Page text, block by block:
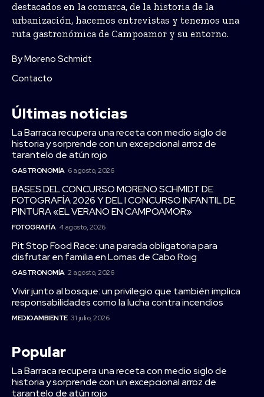
destacados en la comarca, de la historia de la
urbanización, hacemos entrevistas y tenemos una
ruta gastronómica de Campoamor y su entorno.
By Moreno Schmidt
Contacto
Últimas noticias
La Barraca recupera una receta con medio siglo de
historia y sorprende con un excepcional arroz de
tarantelo de atún rojo
GASTRONOMÍA 6 agosto, 2026
BASES DEL CONCURSO MORENO SCHMIDT DE
FOTOGRAFÍA 2026 Y DEL I CONCURSO INFANTIL DE
PINTURA «EL VERANO EN CAMPOAMOR»
FOTOGRAFÍA 4 agosto, 2026
Pit Stop Food Race: una parada obligatoria para
disfrutar en familia en Lomas de Cabo Roig
GASTRONOMÍA 2 agosto, 2026
Vivir junto al bosque: un privilegio que también implica
responsabilidades como la lucha contra incendios
MEDIOAMBIENTE 31 julio, 2026
Popular
La Barraca recupera una receta con medio siglo de
historia y sorprende con un excepcional arroz de
tarantelo de atún rojo